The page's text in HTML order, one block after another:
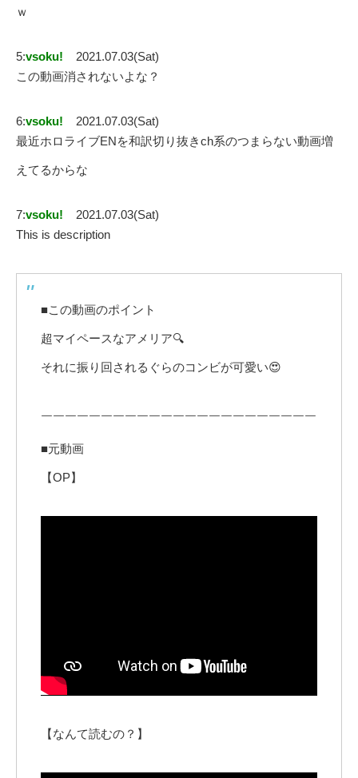
ｗ
5:vsoku!
2021.07.03(Sat)
この動画消されないよな？
6:vsoku!
2021.07.03(Sat)
最近ホロライブENを和訳切り抜きch系のつまらない動画増
えてるからな
7:vsoku!
2021.07.03(Sat)
This is description
■この動画のポイント
超マイペースなアメリア🔍
それに振り回されるぐらのコンビが可愛い😍
￣￣￣￣￣￣￣￣￣￣￣￣￣￣￣￣￣￣￣￣￣￣￣
■元動画
【OP】
【なんて読むの？】